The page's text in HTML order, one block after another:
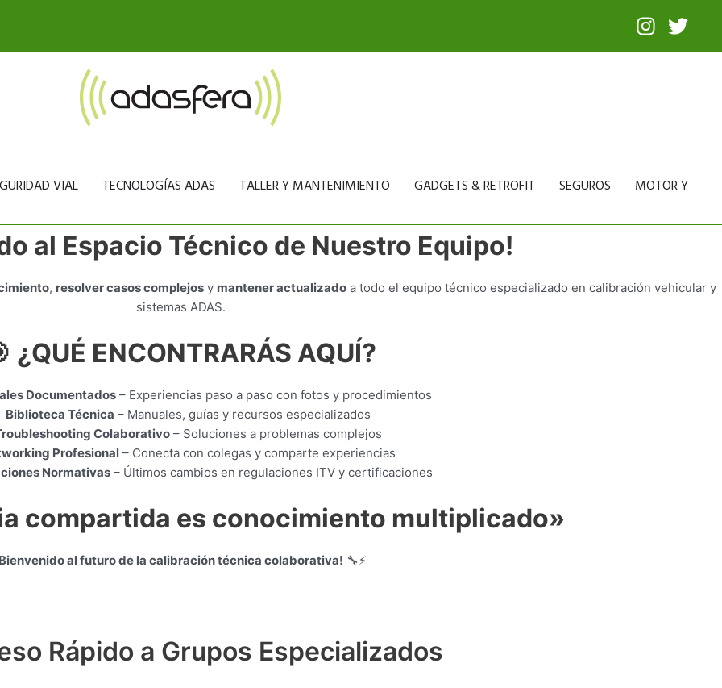
I
r
m
T
r
VIAL TECNOLOGÍAS ADAS TALLER Y MANTENIMIENTO GADGETS & RETROFIT SEGUROS MOTOR Y
al Espacio Técnico de Nuestro Equipo!
, resolver casos complejosy mantener actualizadoa todo el equipo técnico especializado en calibración vehicular y
sistemas ADAS.
¿QUÉ ENCONTRARÁS AQUÍ?
Documentados– Experiencias paso a paso con fotos y procedimientos
Biblioteca Técnica – Manuales, guías y recursos especializados
Colaborativo – Soluciones a problemas complejos
Profesional – Conecta con colegas y comparte experiencias
Normativas– Últimos cambios en regulaciones ITV y certificaciones
compartida es conocimiento multiplicado»
al futuro de la calibración técnica colaborativa! 🔧⚡
Rápido a Grupos Especializados